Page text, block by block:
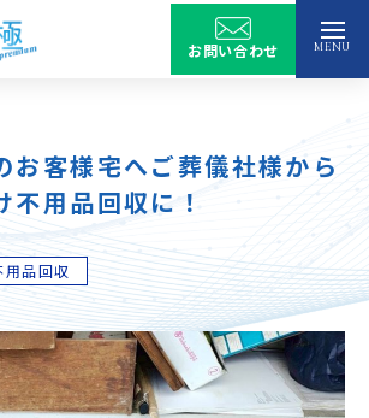
お問い合わせ MENU
お客様宅へご葬儀社様から
不用品回収に！
用品回収